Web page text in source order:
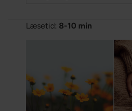
Læsetid: 8-10 min